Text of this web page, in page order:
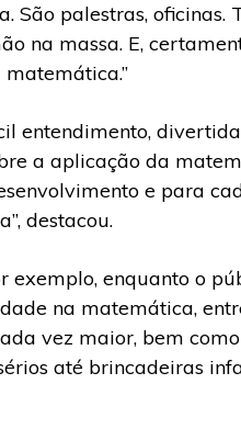
São palestras, oficinas.
na massa. E,
entendimento,
a aplicação da
e para
destacou.
exemplo, enquanto o
na matemática,
vez maior, bem
até brincadeiras